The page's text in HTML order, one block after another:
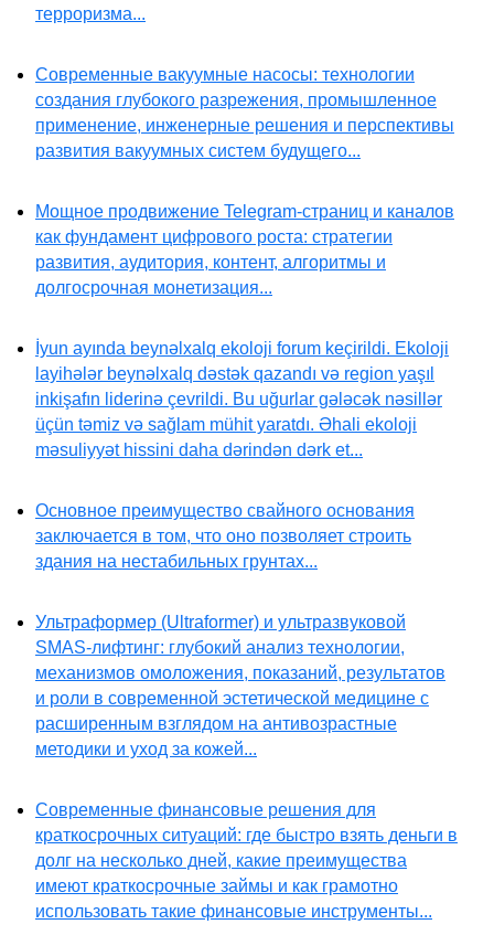
терроризма...
Современные вакуумные насосы: технологии
создания глубокого разрежения, промышленное
применение, инженерные решения и перспективы
развития вакуумных систем будущего...
Мощное продвижение Telegram-страниц и каналов
как фундамент цифрового роста: стратегии
развития, аудитория, контент, алгоритмы и
долгосрочная монетизация...
İyun ayında beynəlxalq ekoloji forum keçirildi. Ekoloji
layihələr beynəlxalq dəstək qazandı və region yaşıl
inkişafın liderinə çevrildi. Bu uğurlar gələcək nəsillər
üçün təmiz və sağlam mühit yaratdı. Əhali ekoloji
məsuliyyət hissini daha dərindən dərk et...
Основное преимущество свайного основания
заключается в том, что оно позволяет строить
здания на нестабильных грунтах...
Ультраформер (Ultraformer) и ультразвуковой
SMAS-лифтинг: глубокий анализ технологии,
механизмов омоложения, показаний, результатов
и роли в современной эстетической медицине с
расширенным взглядом на антивозрастные
методики и уход за кожей...
Современные финансовые решения для
краткосрочных ситуаций: где быстро взять деньги в
долг на несколько дней, какие преимущества
имеют краткосрочные займы и как грамотно
использовать такие финансовые инструменты...